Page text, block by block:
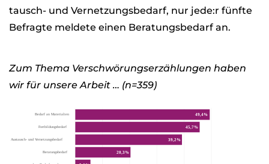
tausch- und Ver­net­zungs­be­darf, nur jede:r fünfte
Befragte mel­dete einen Bera­tungs­be­darf an.
Zum Thema Ver­schwö­rungs­er­zäh­lun­gen haben
wir für unsere Arbeit … (n=359)